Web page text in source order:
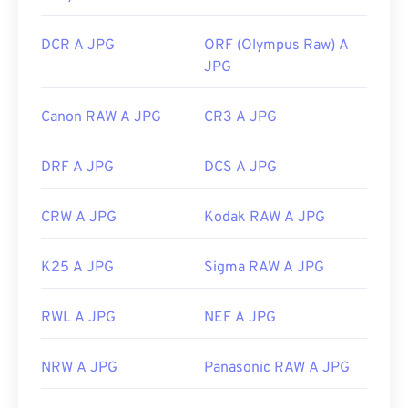
colori dalle immagini
DCR A JPG
ORF (Olympus Raw) A
JPG
Canon RAW A JPG CR3 A JPG
DRF A JPG DCS A JPG
CRW A JPG Kodak RAW A JPG
K25 A JPG Sigma RAW A JPG
RWL A JPG NEF A JPG
NRW A JPG Panasonic RAW A JPG